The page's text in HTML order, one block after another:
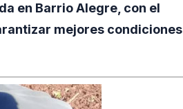
en Barrio Alegre, con el
mejores condiciones